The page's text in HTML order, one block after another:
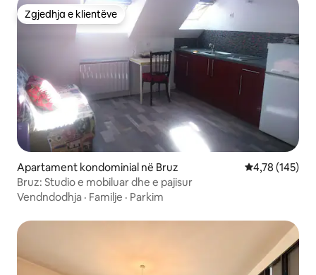
Zgjedhja e klientëve
Zgjedhja e klientëve
Apartament kondominial në Bruz Vlerësimi
4,78 (145)
Bruz: Studio e mobiluar dhe e pajisur
Vendndodhja · Familje · Parkim